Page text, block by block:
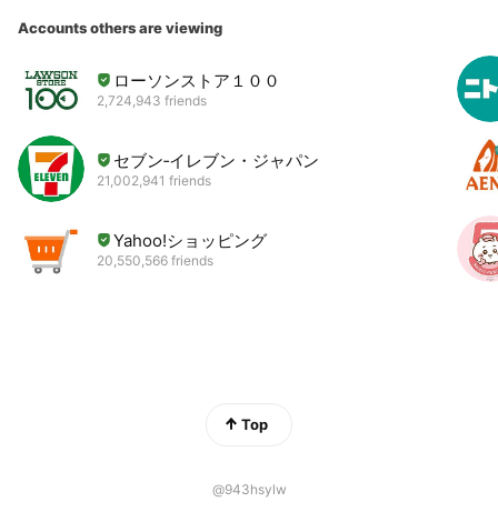
Accounts others are viewing
ローソンストア１００
2,724,943 friends
セブン‐イレブン・ジャパン
21,002,941 friends
Yahoo!ショッピング
20,550,566 friends
Top
@943hsylw